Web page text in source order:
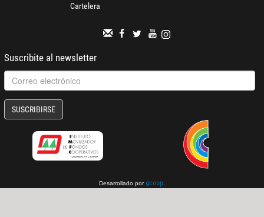
Cartelera
Suscribite al newsletter
SUSCRIBIRSE
Desarrollado por gcoop